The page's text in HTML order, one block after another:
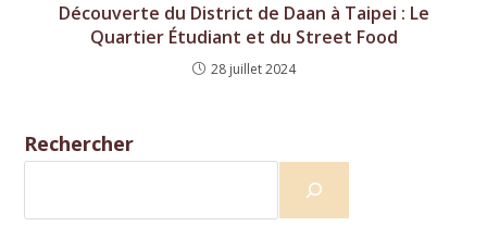
Découverte du District de Daan à Taipei : Le
Quartier Étudiant et du Street Food
28 juillet 2024
Rechercher